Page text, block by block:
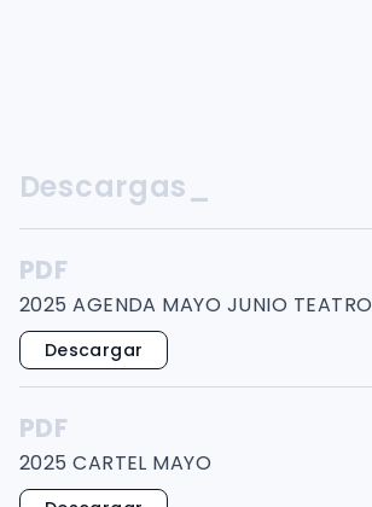
Descargas_
PDF
2025 AGENDA MAYO JUNIO TEATRO
Descargar
PDF
2025 CARTEL MAYO